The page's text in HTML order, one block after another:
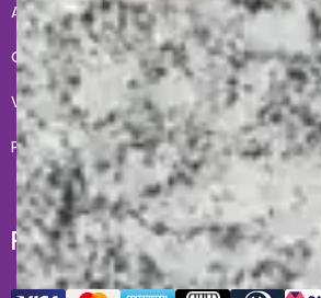
Acesso lojista
Quero revender
Vendas corporativas
Políticas de Privacidade
Entregas
Meus pedidos
Formas de
Troca e
FORMAS DE PAGAMENTO